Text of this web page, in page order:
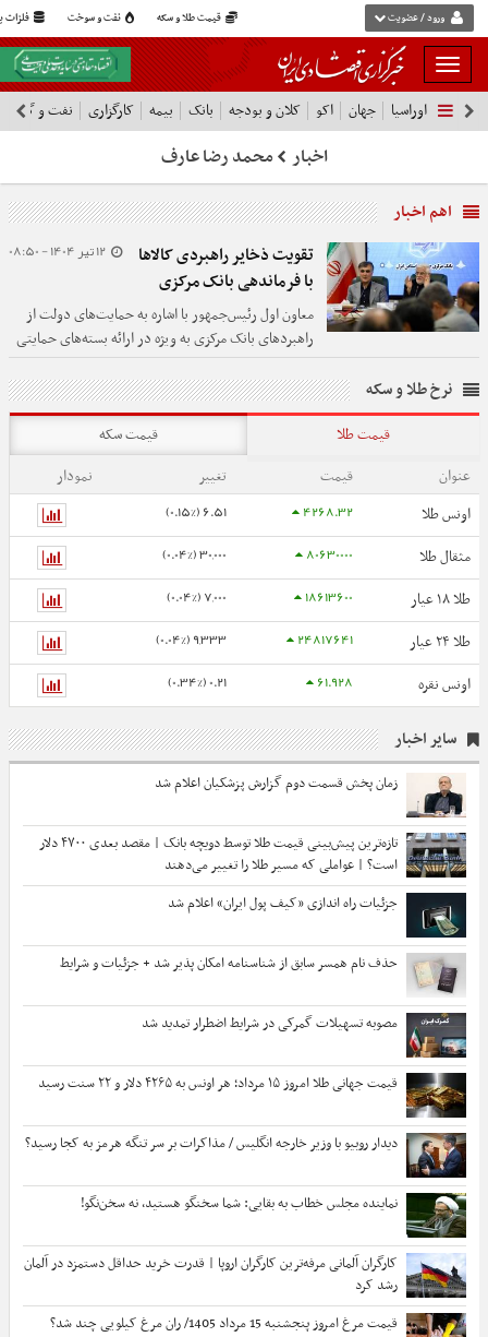
قیمت طلا و سکه نفت و سوخت فلزات ورود / عضویت
بار
و
بسته
نمودن
اوراسیا جهان اکو کلان و بودجه بانک بیمه کارگزاری نفت و گاز
اخبار محمد رضا عارف
اهم اخبار
12 تیر 1404 - 08:50
تقویت ذخایر راهبردی کالاها
با فرماندهی بانک مرکزی
معاون اول رئیس‌جمهور با اشاره به حمایت‌های دولت از
راهبرد‌های بانک مرکزی به ویژه در ارائه بسته‌های حمایتی
به بخش‌های مختلف کشور گفت: بانک مرکزی نقشی مهم
در تأمین منابع مالی و ذخایر راهبردی کالا‌های اساسی دارد.
نرخ طلا و سکه
قیمت طلا
قیمت سکه
عنوان
قیمت تغییر
نمودار
اونس طلا
4268.32
6.51 (0.15%)
مثقال طلا 80630000
30,000 (0.04%)
طلا ۱۸ عیار 18613600
7,000 (0.04%)
طلا ۲۴ عیار 24817641
9,333 (0.04%)
اونس نقره 61.928
0.21 (0.34%)
سایر اخبار
زمان پخش قسمت دوم گزارش پزشکیان اعلام شد
تازه‌ترین پیش‌بینی قیمت طلا توسط دویچه‌ بانک | مقصد بعدی ۴۷۰۰ دلار
است؟ | عواملی که مسیر طلا را تغییر می‌دهند
جزئیات راه اندازی «کیف پول ایران» اعلام شد
حذف نام همسر سابق از شناسنامه امکان پذیر شد + جزئیات و شرایط
مصوبه تسهیلات گمرکی در شرایط اضطرار تمدید شد
قیمت جهانی طلا امروز ۱۵ مرداد؛ هر اونس به ۴۲۶۵ دلار و ۲۲ سنت رسید
دیدار روبیو با وزیر خارجه انگلیس / مذاکرات بر سر تنگه هرمز به کجا رسید؟
نماینده مجلس خطاب به بقایی: شما سخنگو هستید، نه سخن‌نگو!
کارگران آلمانی مرفه‌ترین کارگران اروپا | قدرت خرید حداقل دستمزد در آلمان
رشد کرد
قیمت مرغ امروز پنجشنبه 15 مرداد 1405/ ران مرغ کیلویی چند شد؟